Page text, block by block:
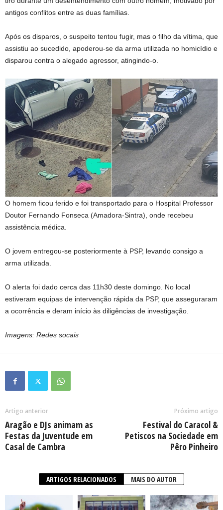
antigos conflitos entre as duas famílias.
Após os disparos, o suspeito tentou fugir, mas o filho da vítima, que
assistiu ao sucedido, apoderou-se da arma utilizada no homicídio e
disparou contra o alegado agressor, atingindo-o.
O homem ficou ferido e foi transportado para o Hospital Professor
Doutor Fernando Fonseca (Amadora-Sintra), onde recebeu
assistência médica.
O jovem entregou-se posteriormente à PSP, levando consigo a
arma utilizada.
O alerta foi dado cerca das 11h30 deste domingo. No local
estiveram equipas de intervenção rápida da PSP, que asseguraram
a ocorrência e deram início às diligências de investigação.
Imagens: Redes socais
Artigo anterior
Aragão e DJs animam as
Festas da Juventude em
Casal de Cambra
Próximo artigo
Festival do Caracol &
Petiscos na Sociedade em
Pêro Pinheiro
ARTIGOS RELACIONADOS MAIS DO AUTOR